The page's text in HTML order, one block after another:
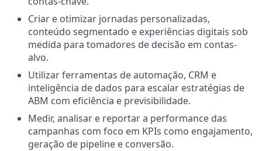
Criar e otimizar jornadas personalizadas,
conteúdo segmentado e experiências digitais sob
medida para tomadores de decisão em contas-
alvo.
Utilizar ferramentas de automação, CRM e
inteligência de dados para escalar estratégias de
ABM com eficiência e previsibilidade.
Medir, analisar e reportar a performance das
campanhas com foco em KPIs como engajamento,
geração de pipeline e conversão.